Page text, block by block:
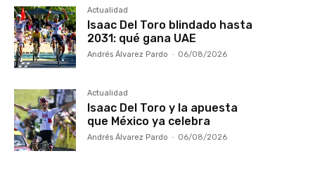
Actualidad
Isaac Del Toro blindado hasta
2031: qué gana UAE
Andrés Álvarez Pardo - 06/08/2026
Actualidad
Isaac Del Toro y la apuesta
que México ya celebra
Andrés Álvarez Pardo - 06/08/2026